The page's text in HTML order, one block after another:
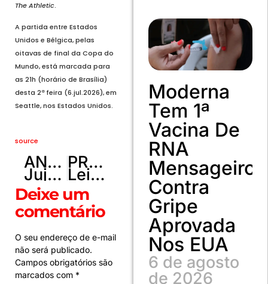
The Athletic.
A partida entre Estados
Unidos e Bélgica, pelas
oitavas de final da Copa do
Mundo, está marcada para
as 21h (horário de Brasília)
desta 2ª feira (6.jul.2026), em
Seattle, nos Estados Unidos.
source
ANTERIOR
Juju Salimeni une carnaval e brazilcore em ensaio para jogo da Seleção Brasileira
PRÓXIMO
Leitura labial mostra o que Neymar disse ao goleiro da Noruega antes e depois do pênalti
Deixe um
comentário
O seu endereço de e-mail
não será publicado.
Campos obrigatórios são
marcados com *
Moderna
Tem 1ª
Vacina De
RNA
Mensageiro
Contra
Gripe
Aprovada
Nos EUA
6 de agosto
de 2026